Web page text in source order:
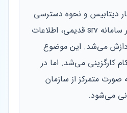
دیتابیس و نحوه دسترسی
کاربران نهفته است. در سامانه srv قدیمی، اطلاعات
می‌شد. این موضوع
کارگزینی می‌شد. اما در
صورت متمرکز از سازمان
می‌شود.